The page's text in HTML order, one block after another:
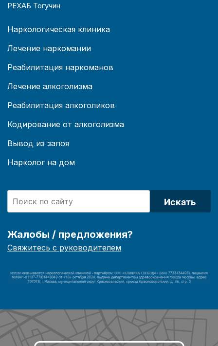
РЕХАБ Тогучин
Наркологическая клиника
Лечение наркомании
Реабилитация наркоманов
Лечение алкоголизма
Реабилитация алкоголиков
Кодирование от алкоголизма
Вывод из запоя
Нарколог на дом
Искать
Жалобы / предложения?
Свяжитесь с руководителем